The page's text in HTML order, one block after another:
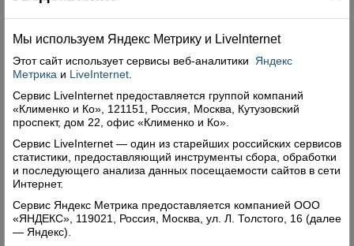
Мы используем Яндекс Метрику и Livelnternet
Этот сайт использует сервисы веб-аналитики
Яндекс
Метрика и LiveInternet
Сервис LiveInternet предоставляется группой компаний
«Клименко и Ко», 121151, Россия, Москва, Кутузовский
проспект, дом 22, офис «Клименко и Ко».
Сервис LiveInternet — один из старейших российских сервисов
статистики, предоставляющий инструменты сбора, обработки
и последующего анализа данных посещаемости сайтов в сети
Интернет.
Сервис Яндекс Метрика предоставляется компанией ООО
«ЯНДЕКС», 119021, Россия, Москва, ул. Л. Толстого, 16 (далее
— Яндекс).